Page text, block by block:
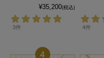
ルトカラーダークネイビ
¥35,200(税込)
3件
ルドコ
4件
4